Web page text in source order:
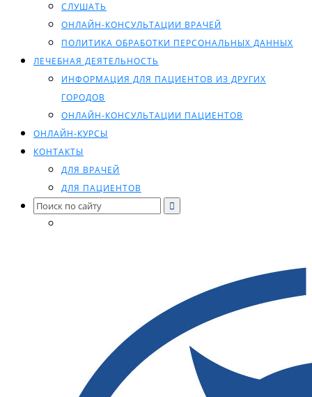
СЛУШАТЬ
ОНЛАЙН-КОНСУЛЬТАЦИИ ВРАЧЕЙ
ПОЛИТИКА ОБРАБОТКИ ПЕРСОНАЛЬНЫХ ДАННЫХ
ЛЕЧЕБНАЯ ДЕЯТЕЛЬНОСТЬ
ИНФОРМАЦИЯ ДЛЯ ПАЦИЕНТОВ ИЗ ДРУГИХ
ГОРОДОВ
ОНЛАЙН-КОНСУЛЬТАЦИИ ПАЦИЕНТОВ
ОНЛАЙН-КУРСЫ
КОНТАКТЫ
ДЛЯ ВРАЧЕЙ
ДЛЯ ПАЦИЕНТОВ
Search
for: